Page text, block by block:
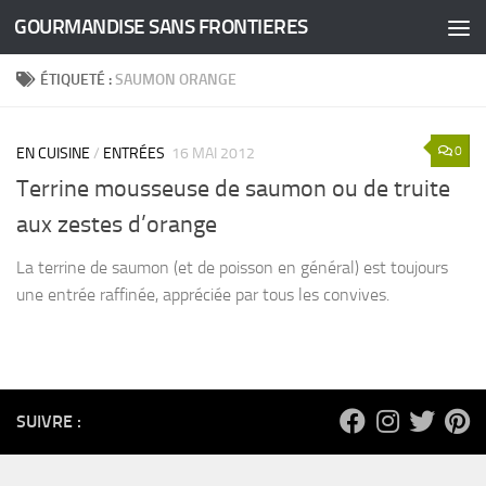
Skip to content
GOURMANDISE SANS FRONTIERES
ÉTIQUETÉ :SAUMON ORANGE
0
EN CUISINE / ENTRÉES 16 MAI 2012
Terrine mousseuse de saumon ou de truite
aux zestes d’orange
La terrine de saumon (et de poisson en général) est toujours
une entrée raffinée, appréciée par tous les convives.
SUIVRE :